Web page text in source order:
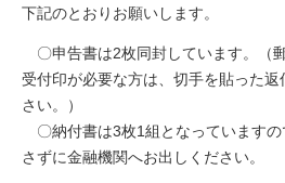
下記のとおりお願いします。
〇申告書は2枚同封しています。（
受付印が必要な方は、切手を貼った
さい。）
〇納付書は3枚1組となっています
さずに金融機関へお出しください。